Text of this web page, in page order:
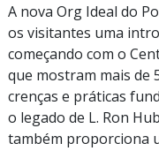
A nova Org Ideal do
os visitantes uma
começando com o
que mostram mais de
crenças e práticas
o legado de L. Ron
também proporciona